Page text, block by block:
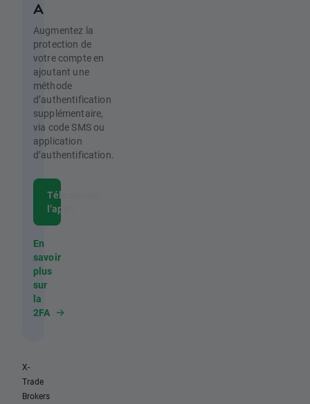
A
Augmentez la
protection de
votre compte en
ajoutant une
méthode
d’authentification
supplémentaire,
via code SMS ou
application
d’authentification.
Télécharger
l’appli
En
savoir
plus
sur
la
2FA
X-
Trade
Brokers